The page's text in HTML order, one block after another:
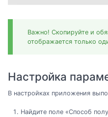
Важно! Скопируйте и
отображается только
Настройка
В настройках приложения
Найдите поле «Способ